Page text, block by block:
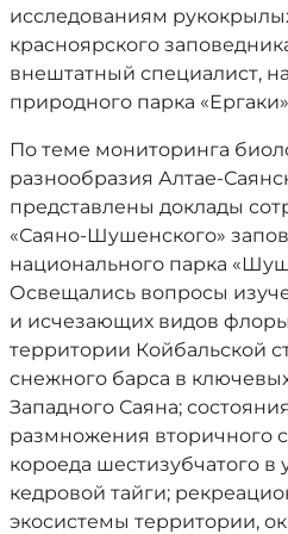
исследованиям
красноярского
внештатный специалист,
природного парка
По теме мониторинга
разнообразия Алтае-
представлены доклады
«Саяно-Шушенского»
национального парка
Освещались вопросы
и исчезающих видов
территории Койбальской
снежного барса в
Западного Саяна;
размножения вторичного
короеда шестизубчатого в
кедровой тайги;
экосистемы территории,